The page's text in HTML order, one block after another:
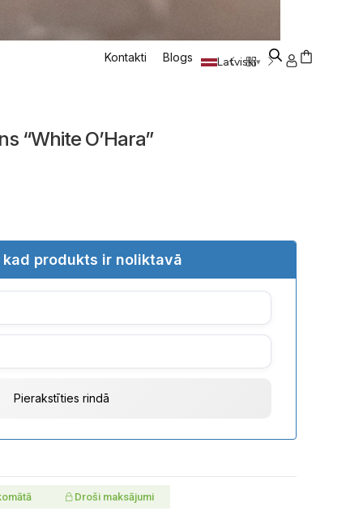
Kontakti Blogs Latviski▾
“White O’Hara”
kad produkts ir noliktavā
Droši maksājumi